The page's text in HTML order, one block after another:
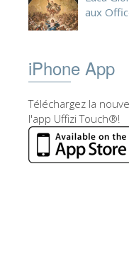
aux
iPhone App
Téléchargez la
l'app Uffizi Touch®!